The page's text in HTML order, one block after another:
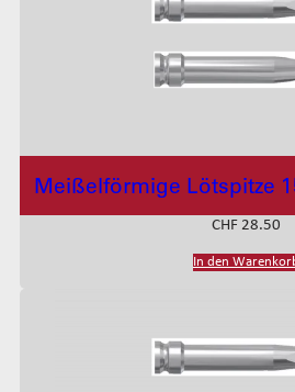
Meißelförmige Lötspitze
CHF28.50
In den